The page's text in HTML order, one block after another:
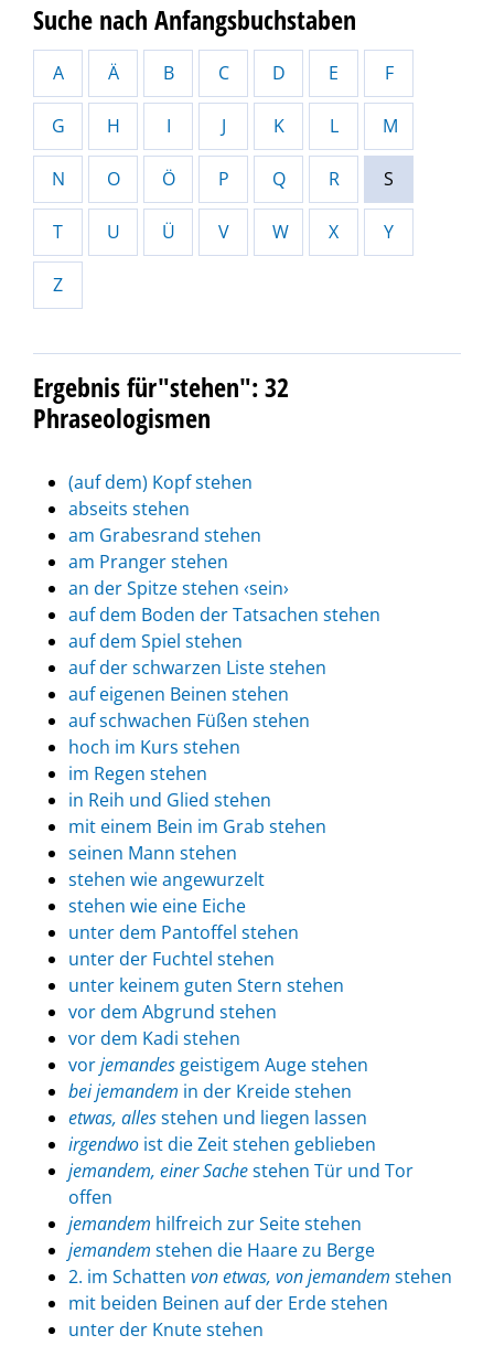
Suche nach Anfangsbuchstaben
A Ä B C D E F
G H I J K L M
N O Ö P Q R S
T U Ü V W X Y
Z
Ergebnis für"stehen": 32
Phraseologismen
(auf dem) Kopf stehen
abseits stehen
am Grabesrand stehen
am Pranger stehen
an der Spitze stehen ‹sein›
auf dem Boden der Tatsachen stehen
auf dem Spiel stehen
auf der schwarzen Liste stehen
auf eigenen Beinen stehen
auf schwachen Füßen stehen
hoch im Kurs stehen
im Regen stehen
in Reih und Glied stehen
mit einem Bein im Grab stehen
seinen Mann stehen
stehen wie angewurzelt
stehen wie eine Eiche
unter dem Pantoffel stehen
unter der Fuchtel stehen
unter keinem guten Stern stehen
vor dem Abgrund stehen
vor dem Kadi stehen
vorjemandes geistigem Auge stehen
bei jemandem in der Kreide stehen
etwas, allesstehen und liegen lassen
irgendwo ist die Zeit stehen geblieben
jemandem, einer Sachestehen Tür und Tor
offen
jemandem hilfreich zur Seite stehen
jemandem stehen die Haare zu Berge
2. im Schatten von etwas, von jemandem stehen
mit beiden Beinen auf der Erde stehen
unter der Knute stehen